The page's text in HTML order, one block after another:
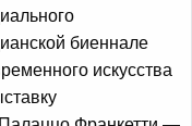
биеннале
искусства